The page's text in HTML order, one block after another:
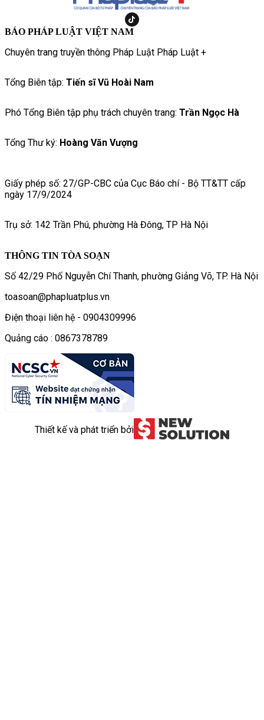
BÁO PHÁP LUẬT VIỆT NAM
Chuyên trang truyền thông Pháp Luật Pháp Luật +
Tổng Biên tập: Tiến sĩ Vũ Hoài Nam
Phó Tổng Biên tập phụ trách chuyên trang: Trần Ngọc Hà
Tổng Thư ký: Hoàng Văn Vượng
Giấy phép số: 27/GP-CBC của Cục Báo chí - Bộ TT&TT cấp
ngày 17/9/2024
Trụ sở: 142 Trần Phú, phường Hà Đông, TP Hà Nội
THÔNG TIN TÒA SOẠN
Số 42/29 Phố Nguyễn Chí Thanh, phường Giảng Võ, TP. Hà Nội
toasoan@phapluatplus.vn
Điện thoại liên hệ - 0904309996
Quảng cáo : 0867378789
Thiết kế và phát triển bởi